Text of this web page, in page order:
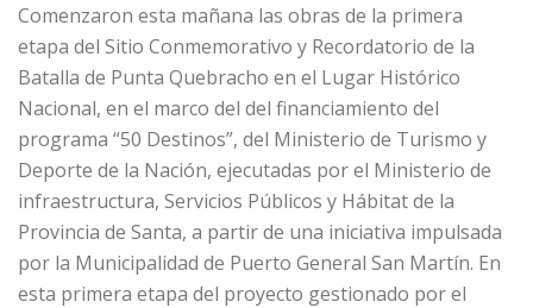
Comenzaron esta mañana las obras de la primera
etapa del Sitio Conmemorativo y Recordatorio de la
Batalla de Punta Quebracho en el Lugar Histórico
Nacional, en el marco del del financiamiento del
programa “50 Destinos”, del Ministerio de Turismo y
Deporte de la Nación, ejecutadas por el Ministerio de
infraestructura, Servicios Públicos y Hábitat de la
Provincia de Santa, a partir de una iniciativa impulsada
por la Municipalidad de Puerto General San Martín. En
esta primera etapa del proyecto gestionado por el